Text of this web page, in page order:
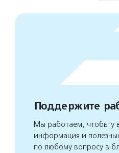
Поддержите
Мы работаем, чтобы у
информация и
по любому вопросу в